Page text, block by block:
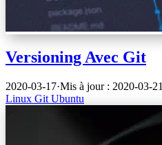
Versioning Avec Git
2020-03-17·Mis à jour : 2020-03-21
Linux Git Ubuntu